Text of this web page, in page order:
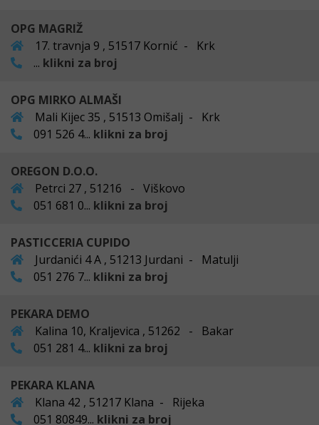
OPG MAGRIŽ
17. travnja 9 , 51517 Kornić - Krk
... klikni za broj
OPG MIRKO ALMAŠI
Mali Kijec 35 , 51513 Omišalj - Krk
091 526 4... klikni za broj
OREGON D.O.O.
Petrci 27 , 51216 - Viškovo
051 681 0... klikni za broj
PASTICCERIA CUPIDO
Jurdanići 4 A , 51213 Jurdani - Matulji
051 276 7... klikni za broj
PEKARA DEMO
Kalina 10, Kraljevica , 51262 - Bakar
051 281 4... klikni za broj
PEKARA KLANA
Klana 42 , 51217 Klana - Rijeka
051 80849... klikni za broj